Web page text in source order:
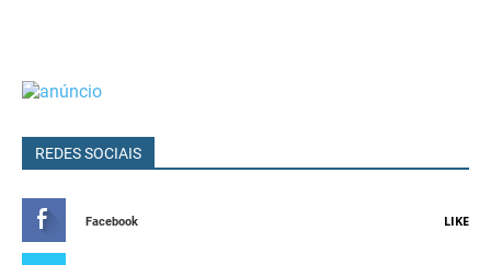
REDES SOCIAIS
Facebook LIKE